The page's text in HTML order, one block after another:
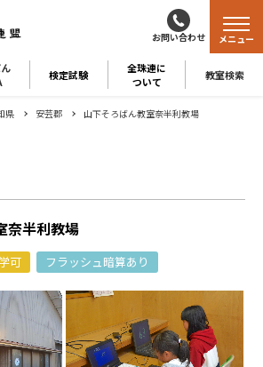
お問い合わせ
検定試験
全珠連に
ついて
教室検索
メニュー
県 安芸郡 山下そろばん教室奈半利教場
奈半利教場
可 フラッシュ暗算あり